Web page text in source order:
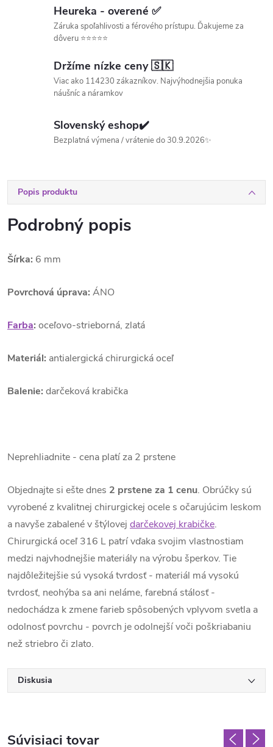
Heureka - overené ✅
Záruka spoľahlivosti a férového prístupu. Ďakujeme za
dôveru ⭐⭐⭐⭐⭐
Držíme nízke ceny 🇸🇰
Viac ako 114230 zákazníkov. Najvýhodnejšia ponuka
náušníc a náramkov
Slovenský eshop✔️
Bezplatná výmena / vrátenie do 30.9.2026✨
Popis produktu
Podrobný popis
Šírka: 6 mm
Povrchová úprava: ÁNO
Farba: oceľovo-strieborná, zlatá
Materiál: antialergická chirurgická oceľ
Balenie: darčeková krabička
Neprehliadnite - cena platí za 2 prstene
Objednajte si ešte dnes 2 prstene za 1 cenu. Obrúčky sú
vyrobené z kvalitnej chirurgickej ocele s očarujúcim leskom
a navyše zabalené v štýlovej darčekovej krabičke.
Chirurgická oceľ 316 L patrí vďaka svojim vlastnostiam
medzi najvhodnejšie materiály na výrobu šperkov. Tie
najdôležitejšie sú vysoká tvrdosť - materiál má vysokú
tvrdosť, neohýba sa ani neláme, farebná stálosť -
nedochádza k zmene farieb spôsobených vplyvom svetla a
odolnosť povrchu - povrch je odolnejší voči poškriabaniu
než striebro či zlato.
Diskusia
Súvisiaci tovar